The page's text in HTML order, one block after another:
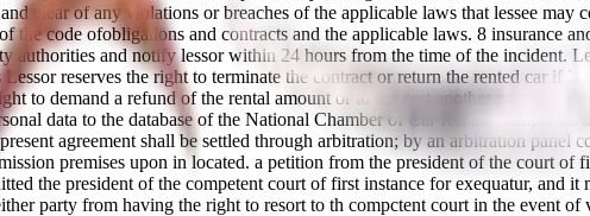
clear of any violations or breaches of the applicable laws that lessee
the code ofobligations and contracts and the applicable laws. 8 insurance
authorities and notify lessor within 24 hours from the time of the incident.
reserves the right to terminate the contract or return the rented car if
to demand a refund of the rental amount or to suggest another person to
data to the database of the National Chamber of Car Rental
agreement shall be settled through arbitration; by an arbitration
premises upon in located. a petition from the president of the court
the president of the competent court of first instance for exequatur, and
party from having the right to resort to th compctent court in the event